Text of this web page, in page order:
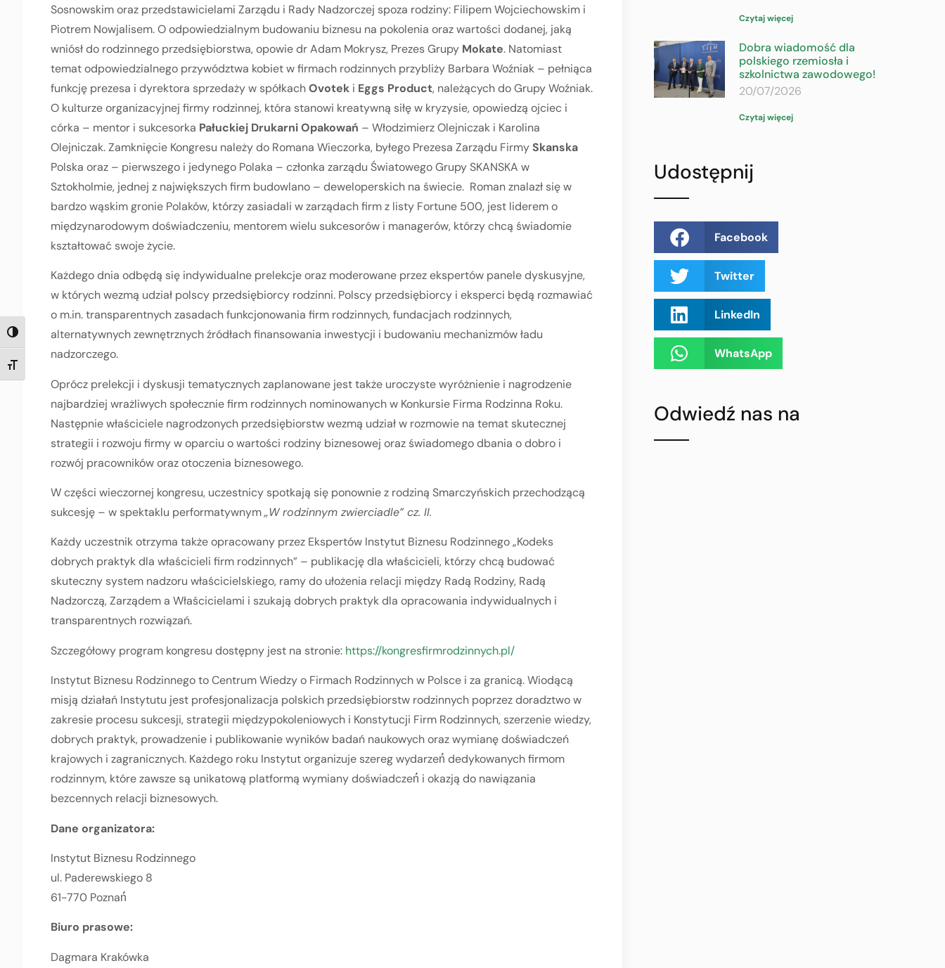
TOGGLE HIGH CONTRAST
TOGGLE FONT SIZE
Sosnowskim oraz przedstawicielami Zarządu i Rady Nadzorczej spoza rodziny: Filipem Wojciechowskim i
Piotrem Nowjalisem. O odpowiedzialnym budowaniu biznesu na pokolenia oraz wartości dodanej, jaką
wniósł do rodzinnego przedsiębiorstwa, opowie dr Adam Mokrysz, Prezes Grupy Mokate. Natomiast
temat odpowiedzialnego przywództwa kobiet w firmach rodzinnych przybliży Barbara Woźniak – pełniąca
funkcję prezesa i dyrektora sprzedaży w spółkachOvotek i Eggs Product, należących do Grupy Woźniak.
O kulturze organizacyjnej firmy rodzinnej, która stanowi kreatywną siłę w kryzysie, opowiedzą ojciec i
córka – mentor i sukcesorka Pałuckiej Drukarni Opakowań – Włodzimierz Olejniczak i Karolina
Olejniczak. Zamknięcie Kongresu należy do Romana Wieczorka, byłego Prezesa Zarządu FirmySkanska
Polska oraz – pierwszego i jedynego Polaka – członka zarządu Światowego Grupy SKANSKA w
Sztokholmie, jednej z największych firm budowlano – deweloperskich na świecie. Roman znalazł się w
bardzo wąskim gronie Polaków, którzy zasiadali w zarządach firm z listy Fortune 500, jest liderem o
międzynarodowym doświadczeniu, mentorem wielu sukcesorów i managerów, którzy chcą świadomie
kształtować swoje życie.
Każdego dnia odbędą się indywidualne prelekcje oraz moderowane przez ekspertów panele dyskusyjne,
w których wezmą udział polscy przedsiębiorcy rodzinni. Polscy przedsiębiorcy i eksperci będą rozmawiać
o m.in. transparentnych zasadach funkcjonowania firm rodzinnych, fundacjach rodzinnych,
alternatywnych zewnętrznych źródłach finansowania inwestycji i budowaniu mechanizmów ładu
nadzorczego.
Oprócz prelekcji i dyskusji tematycznych zaplanowane jest także uroczyste wyróżnienie i nagrodzenie
najbardziej wrażliwych społecznie firm rodzinnych nominowanych w Konkursie Firma Rodzinna Roku.
Następnie właściciele nagrodzonych przedsiębiorstw wezmą udział w rozmowie na temat skutecznej
strategii i rozwoju firmy w oparciu o wartości rodziny biznesowej oraz świadomego dbania o dobro i
rozwój pracowników oraz otoczenia biznesowego.
W części wieczornej kongresu, uczestnicy spotkają się ponownie z rodziną Smarczyńskich przechodzącą
sukcesję – w spektaklu performatywnym„W rodzinnym zwierciadle” cz. II.
Każdy uczestnik otrzyma także opracowany przez Ekspertów Instytut Biznesu Rodzinnego „Kodeks
dobrych praktyk dla właścicieli firm rodzinnych” – publikację dla właścicieli, którzy chcą budować
skuteczny system nadzoru właścicielskiego, ramy do ułożenia relacji między Radą Rodziny, Radą
Nadzorczą, Zarządem a Właścicielami i szukają dobrych praktyk dla opracowania indywidualnych i
transparentnych rozwiązań.
Szczegółowy program kongresu dostępny jest na stronie: https://kongresfirmrodzinnych.pl/
Instytut Biznesu Rodzinnego to Centrum Wiedzy o Firmach Rodzinnych w Polsce i za granicą. Wiodącą
misją działań Instytutu jest profesjonalizacja polskich przedsiębiorstw rodzinnych poprzez doradztwo w
zakresie procesu sukcesji, strategii międzypokoleniowych i Konstytucji Firm Rodzinnych, szerzenie wiedzy,
dobrych praktyk, prowadzenie i publikowanie wyników badań naukowych oraz wymianę doświadczeń
krajowych i zagranicznych. Każdego roku Instytut organizuje szereg wydarzeń́ dedykowanych firmom
rodzinnym, które zawsze są unikatową platformą wymiany doświadczeń́ i okazją do nawiązania
bezcennych relacji biznesowych.
Dane organizatora:
Instytut Biznesu Rodzinnego
ul. Paderewskiego 8
61-770 Poznań́
Biuro prasowe:
Dagmara Krakówka
Czytaj więcej
Dobra wiadomość dla
polskiego rzemiosła i
szkolnictwa zawodowego!
20/07/2026
Czytaj więcej
Udostępnij
Facebook
Twitter
LinkedIn
WhatsApp
Odwiedź nas na